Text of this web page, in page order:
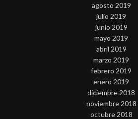
agosto 2019
julio 2019
junio 2019
mayo 2019
abril 2019
marzo 2019
febrero 2019
enero 2019
diciembre 2018
noviembre 2018
octubre 2018